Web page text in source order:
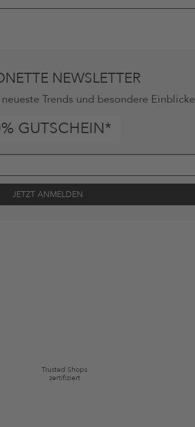
NEWSLETTER
Trends und besondere Einblicke
GUTSCHEIN*
Trusted Shops
zertifiziert